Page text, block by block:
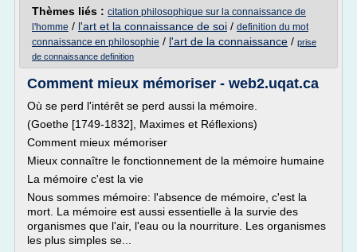
Thèmes liés : citation philosophique sur la connaissance de
l'homme / l'art et la connaissance de soi / definition du mot
connaissance en philosophie / l'art de la connaissance / prise
de connaissance definition
Comment mieux mémoriser - web2.uqat.ca
Où se perd l'intérêt se perd aussi la mémoire.
(Goethe [1749-1832], Maximes et Réflexions)
Comment mieux mémoriser
Mieux connaître le fonctionnement de la mémoire humaine
La mémoire c'est la vie
Nous sommes mémoire: l'absence de mémoire, c'est la
mort. La mémoire est aussi essentielle à la survie des
organismes que l'air, l'eau ou la nourriture. Les organismes
les plus simples se...